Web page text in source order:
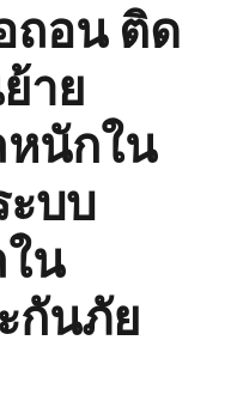
ถอน ติด
าย
หนักใน
ะบบ
น
กันภัย